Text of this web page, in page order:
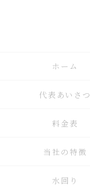
ホーム
代表あいさつ
料金表
当社の特徴
水回り